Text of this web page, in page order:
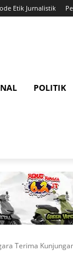
Etik Jurnalistik
POLITIK
Terima